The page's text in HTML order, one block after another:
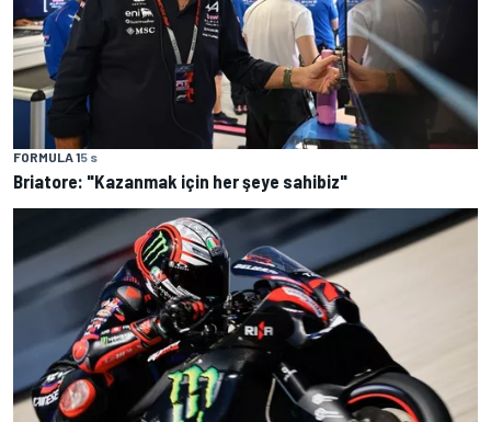
FORMULA 15 s
Briatore: "Kazanmak için her şeye sahibiz"